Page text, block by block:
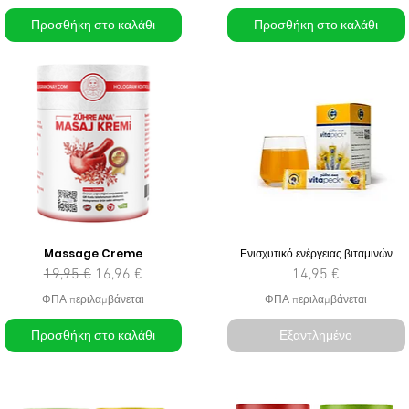
Προσθήκη στο καλάθι Προσθήκη στο καλάθι
Massage Creme
Κανονική τιμή
19,95 € Τιμή Έκπτωσης
16,96 €
ΦΠΑ περιλαμβάνεται
Προσθήκη στο καλάθι
Ενισχυτικό ενέργειας βιταμινών
Τιμή
14,95 €
ΦΠΑ περιλαμβάνεται
Εξαντλημένο